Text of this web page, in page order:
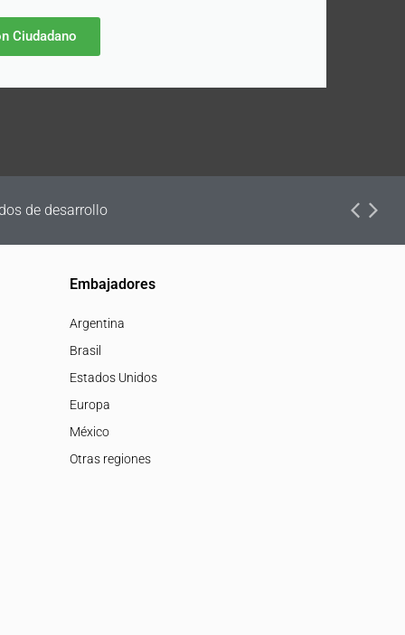
Ciudadano
de desarrollo
Embajadores
Argentina
Brasil
Estados Unidos
Europa
México
Otras regiones